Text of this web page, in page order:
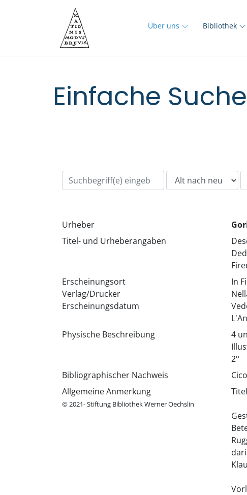
Über uns Bibliothek
Einfache
Urheber
Titel- und Urheberangaben
Erscheinungsort
Verlag/Drucker
Erscheinungsdatum
In
Physische Beschreibung
4
2°
Bibliographischer Nachweis
Allgemeine Anmerkung
© 2021- Stiftung Bibliothek Werner Oechslin